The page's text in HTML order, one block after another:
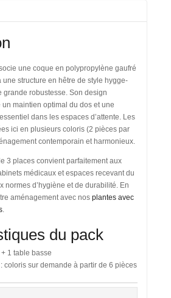
une coque en polypropylène gaufré
une structure en hêtre de style hygge-
grande robustesse. Son design
maintien optimal du dos et une
dans les espaces d’attente. Les
ici en plusieurs coloris (2 pièces par
contemporain et harmonieux.
3 places convient parfaitement aux
médicaux et espaces recevant du
normes d’hygiène et de durabilité. En
aménagement avec nos plantes avec
du pack
1 table basse
coloris sur demande à partir de 6 pièces